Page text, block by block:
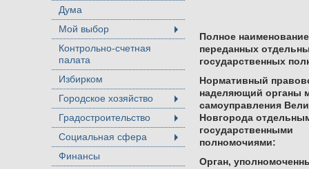
Дума
Мой выбор
Контрольно-счетная
палата
Избирком
Городское хозяйство
Градостроительство
Социальная сфера
Финансы
Полное наименование
переданных
государственных
Нормативный
наделяющий органы
самоуправления
Новгорода
государственными
полномочиями:
Орган,